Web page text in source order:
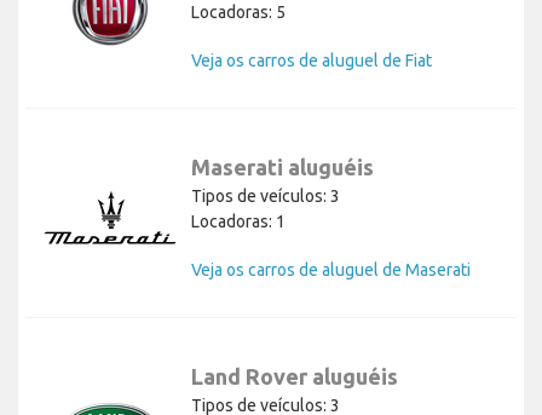
Locadoras: 5
Veja os carros de aluguel de Fiat
Maserati aluguéis
Tipos de veículos: 3
Locadoras: 1
Veja os carros de aluguel de Maserati
Land Rover aluguéis
Tipos de veículos: 3